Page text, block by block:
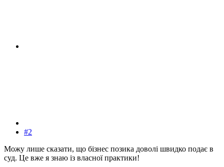
#2
Можу лише сказати, що бізнес позика доволі швидко подає в
суд. Це вже я знаю із власної практики!